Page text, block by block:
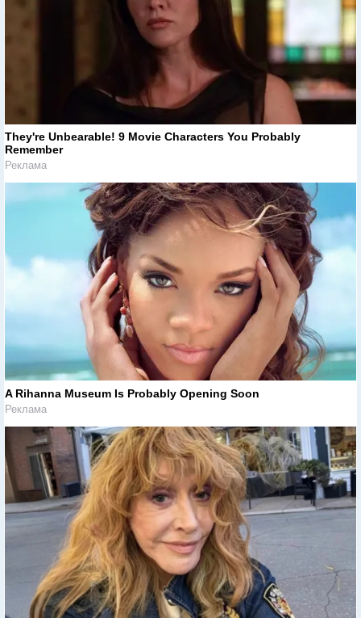
They're Unbearable! 9 Movie Characters You Probably
Remember
Реклама
A Rihanna Museum Is Probably Opening Soon
Реклама